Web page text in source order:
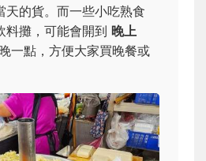
天的貨。而一些小吃熟食
料攤，可能會開到 晚上
一點，方便大家買晚餐或